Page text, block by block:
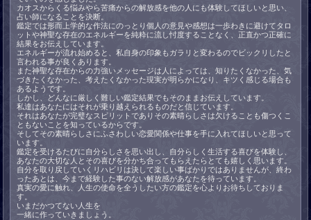
カオスからくる悩みやら苦痛からの解放感を他の人にも体験してほしいと思い、
占い師になることを決断。
鑑定では形而上学的な作法にのっとり個人の意見や感想は一歩わきに避けてタロ
ットや神聖な存在のエネルギーを純粋に流し忖度することなく、正直かつ正確に
結果をお伝えしています。
エネルギーが流れ始めると、私自身の印象もガラリと変わるのでビックリしたと
言われる事が良くあります。
また神聖な存在からの力強いメッセージは人によっては、知りたくなかった、気
づきたくなかった、考えたくなかった現実が明らかになり、キツく感じる場合も
あるようです。
しかし、どんなに厳しく難しい鑑定結果でもそのままお伝えしています。
私達はあなたにはそれが乗り越えられるものだと信じています。
それはあなたが完璧なスピリットでありその素晴らしさは欠けることも傷つくこ
ともないことを知っているからです。
そしてその素晴らしさにふさわしい恋愛関係や仕事を手に入れてほしいと思って
います。
鑑定を受けるたびに自分らしさを思い出し、自分らしく生活する喜びを体験し、
あなたの大切な人とその喜びを分かち合ってもらえたらとても嬉しく思います。
自分を取り戻していくリハビリは決して楽しい事ばかりではありませんが、終わ
ったあとは、今まで経験した事のない解放感があなたを待っています。
真実の愛に触れ、人生の使命を全うしたい方の鑑定を心よりお待ちしておりま
す。
いまだかつてない人生を
一緒に作っていきましょう。